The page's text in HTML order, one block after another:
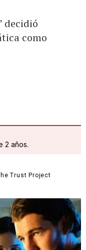
decidió
como
2 años.